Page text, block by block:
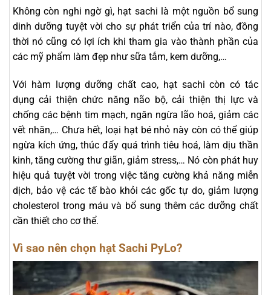
Không còn nghi ngờ gì, hạt sachi là một nguồn bổ sung
dinh dưỡng tuyệt vời cho sự phát triển của trí nào, đồng
thời nó cũng có lợi ích khi tham gia vào thành phần của
các mỹ phẩm làm đẹp như sữa tắm, kem dưỡng,…
Với hàm lượng dưỡng chất cao, hạt sachi còn có tác
dụng cải thiện chức năng não bộ, cải thiện thị lực và
chống các bệnh tim mạch, ngăn ngừa lão hoá, giảm các
vết nhăn,… Chưa hết, loại hạt bé nhỏ này còn có thể giúp
ngừa kích ứng, thúc đẩy quá trình tiêu hoá, làm dịu thần
kinh, tăng cường thư giãn, giảm stress,… Nó còn phát huy
hiệu quả tuyệt vời trong việc tăng cường khả năng miễn
dịch, bảo vệ các tế bào khỏi các gốc tự do, giảm lượng
cholesterol trong máu và bổ sung thêm các dưỡng chất
cần thiết cho cơ thể.
Vì sao nên chọn hạt Sachi PyLo?